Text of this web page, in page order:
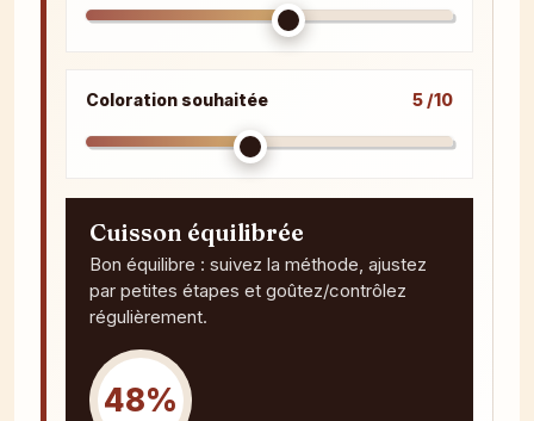
Coloration souhaitée 5 /10
Cuisson équilibrée
Bon équilibre : suivez la méthode, ajustez
par petites étapes et goûtez/contrôlez
régulièrement.
48%